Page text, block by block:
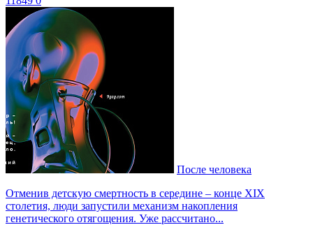
После человека
Отменив детскую смертность в середине – конце XIX
столетия, люди запустили механизм накопления
генетического отягощения. Уже рассчитано...